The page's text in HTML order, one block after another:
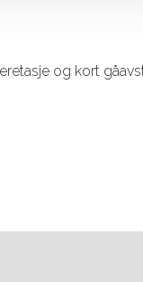
og kort